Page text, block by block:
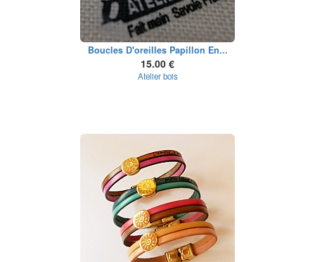
Boucles D'oreilles Papillon En...
15.00 €
Atelier bois